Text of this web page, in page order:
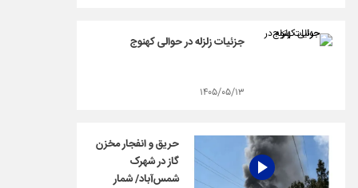
جزئیات زلزله در حوالی کهنوج
۱۴۰۵/۰۵/۱۳
حریق و انفجار مخزن
گاز در شهرک
شمس‌آباد/ شمار